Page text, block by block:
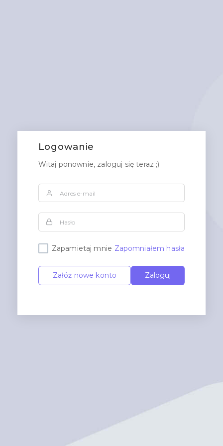
Logowanie
Witaj ponownie, zaloguj się teraz ;)
Zapamietaj mnie Zapomniałem hasła
Załóż nowe konto Zaloguj